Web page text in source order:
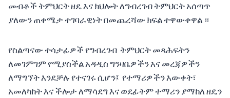
መብቶች ትምህርት ዘዴ እና ክህሎት ለግብረገብ ትምህርት አሰጣጥ
ያለውን ጠቀሜታ ተገባራዊነት በመጨረሻው ክፍል ተዋውቀዋል ።
የስልጣናው ተሳታፊዎች የግብረገብ ትምህርት መጻሕፍትን
ለመገምገም የሚያስችል አዳዲስ ግንዛቤዎችን እና መረጃዎችን
ለማግኘት እንደቻሉ የተናገሩ ሲሆን፤ የተማሪዎችን እውቀት፣
አመለካከት እና ችሎታ ለማሳደግ እና ወደፊትም ተማሪን ያማከለ ዘዴን